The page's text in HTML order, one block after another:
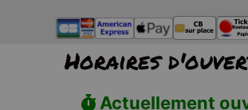
Horaires
Actuellement